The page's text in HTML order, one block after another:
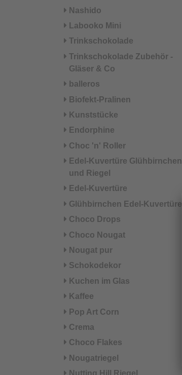
Nashido
Labooko Mini
Trinkschokolade
Trinkschokolade Zubehör -
Gläser & Co
balleros
Biofekt-Pralinen
Kunststücke
Endorphine
Choc 'n' Roller
Edel-Kuvertüre Glühbirnchen
und Riegel
Edel-Kuvertüre
Glühbirnchen Edel-Kuvertüre
Choco Drops
Choco Nougat
Nougat pur
Schokodekor
Kuchen im Glas
Kaffee
Pop Art Corn
Crema
Choco Flakes
Nougatriegel